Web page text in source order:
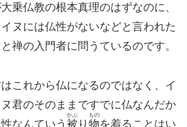
乗仏教の根本真理のはずなのに、
ヌには仏性がないなどと言われた
禅の入門者に問うているのです。
これから仏になるのではなく、イ
君のそのままですでに仏なんだか
なんていう 被
かぶ
り 物
もの
を着ることはい